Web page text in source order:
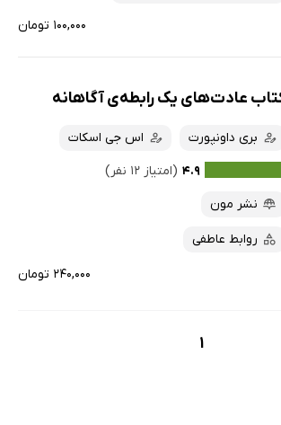
۱۰۰,۰۰۰ تومان
عادت‌های یک رابطه‌ی آگاهانه
بری داونپورت
اس جی اسکات
۴.۹ (امتیاز ۱۲ نفر)
نشر مون
روابط عاطفی
۲۴۰,۰۰۰ تومان
1